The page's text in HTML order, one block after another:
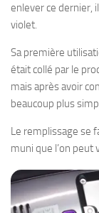
enlever ce dernier,
violet.
Sa première
était collé par le
mais après avoir
beaucoup plus
Le remplissage se
muni que l’on peut